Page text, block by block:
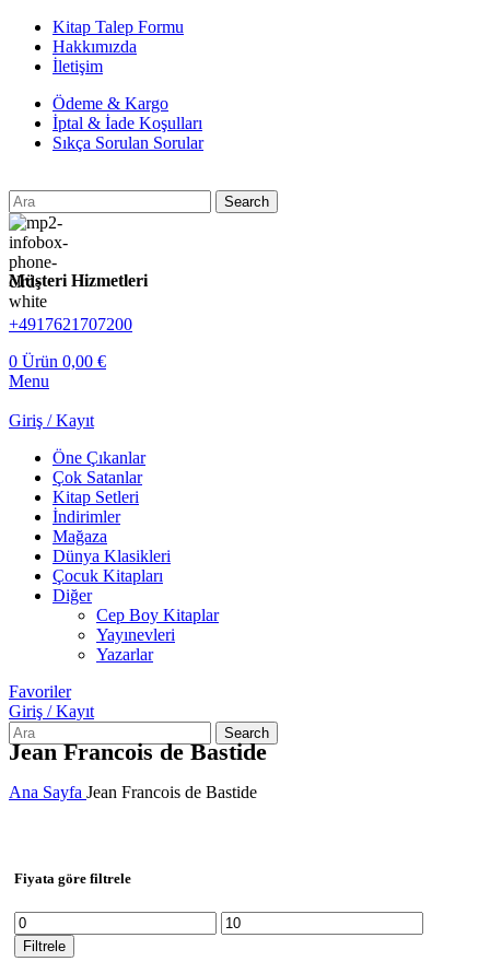
Kitap Talep Formu
Hakkımızda
İletişim
Ödeme & Kargo
İptal & İade Koşulları
Sıkça Sorulan Sorular
Search
Müşteri Hizmetleri
+4917621707200
0 Ürün 0,00 €
Menu
Giriş / Kayıt
Öne Çıkanlar
Çok Satanlar
Kitap Setleri
İndirimler
Mağaza
Dünya Klasikleri
Çocuk Kitapları
Diğer
Cep Boy Kitaplar
Yayınevleri
Yazarlar
Favoriler
Giriş / Kayıt
Search
Jean Francois de Bastide
Ana Sayfa Jean Francois de Bastide
Fiyata göre filtrele
En
düşük
fiyat
En
yüksek
Filtrele